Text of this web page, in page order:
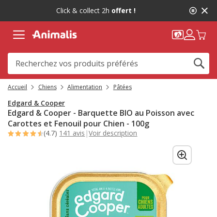
message,
Click & collect 2h offert !
Accueil Chiens Alimentation Pâtées
Edgard & Cooper
Edgard & Cooper - Barquette BIO au Poisson avec
Carottes et Fenouil pour Chien - 100g
(4.7) 141 avis |Voir description